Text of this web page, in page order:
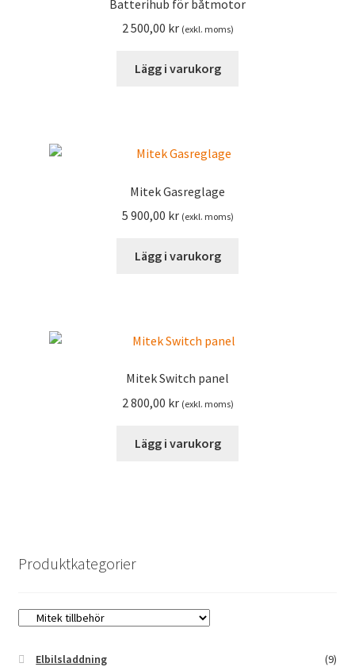
Batterihub för båtmotor
2 500,00 kr (exkl. moms)
Lägg i varukorg
Mitek Gasreglage
5 900,00 kr (exkl. moms)
Lägg i varukorg
Mitek Switch panel
2 800,00 kr (exkl. moms)
Lägg i varukorg
Produktkategorier
Elbilsladdning
(9)